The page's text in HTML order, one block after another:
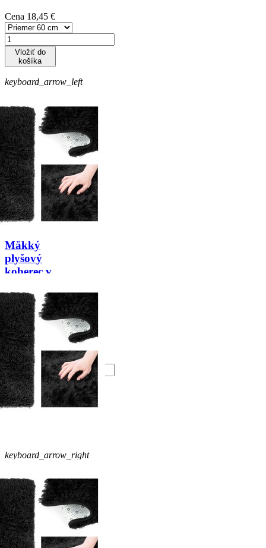
Cena 18,45 €
Vložiť do
košíka
keyboard_arrow_left
keyboard_arrow_right
Mäkký
plyšový
koberec v
farbe
rôzne
rozmery
Cena 4,82 €
Vložiť do
košíka
keyboard_arrow_left
keyboard_arrow_right